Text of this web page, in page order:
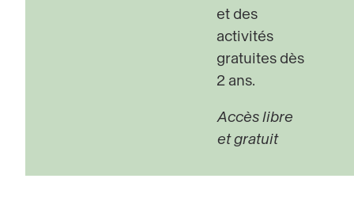
et des
activités
gratuites dès
2 ans.
Accès libre
et gratuit